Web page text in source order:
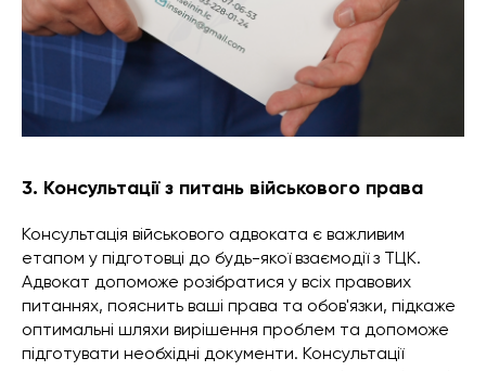
3. Консультації з питань військового права
Консультація військового адвоката є важливим
етапом у підготовці до будь-якої взаємодії з ТЦК.
Адвокат допоможе розібратися у всіх правових
питаннях, пояснить ваші права та обов'язки, підкаже
оптимальні шляхи вирішення проблем та допоможе
підготувати необхідні документи. Консультації